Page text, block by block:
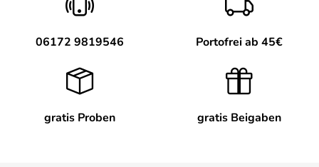
06172 9819546 Portofrei ab 45€
gratis Proben gratis Beigaben